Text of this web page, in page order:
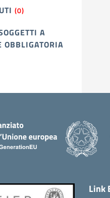
(0)
A
OBBLIGATORIA
Link